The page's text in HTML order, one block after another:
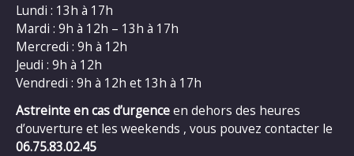
Lundi : 13h à 17h
Mardi : 9h à 12h – 13h à 17h
Mercredi : 9h à 12h
Jeudi : 9h à 12h
Vendredi : 9h à 12h et 13h à 17h
Astreinte en cas d’urgenceen dehors des heures
d’ouverture et les weekends , vous pouvez contacter le
06.75.83.02.45